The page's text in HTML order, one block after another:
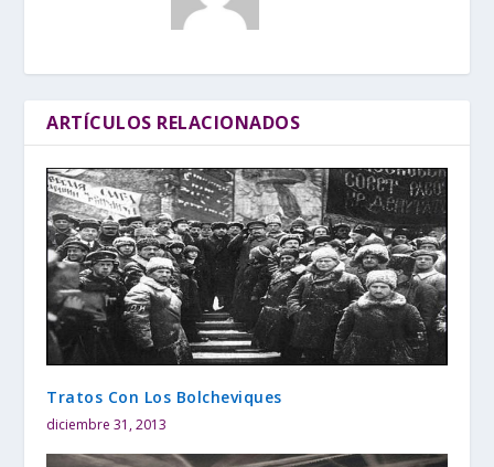
ARTÍCULOS RELACIONADOS
Tratos Con Los Bolcheviques
diciembre 31, 2013